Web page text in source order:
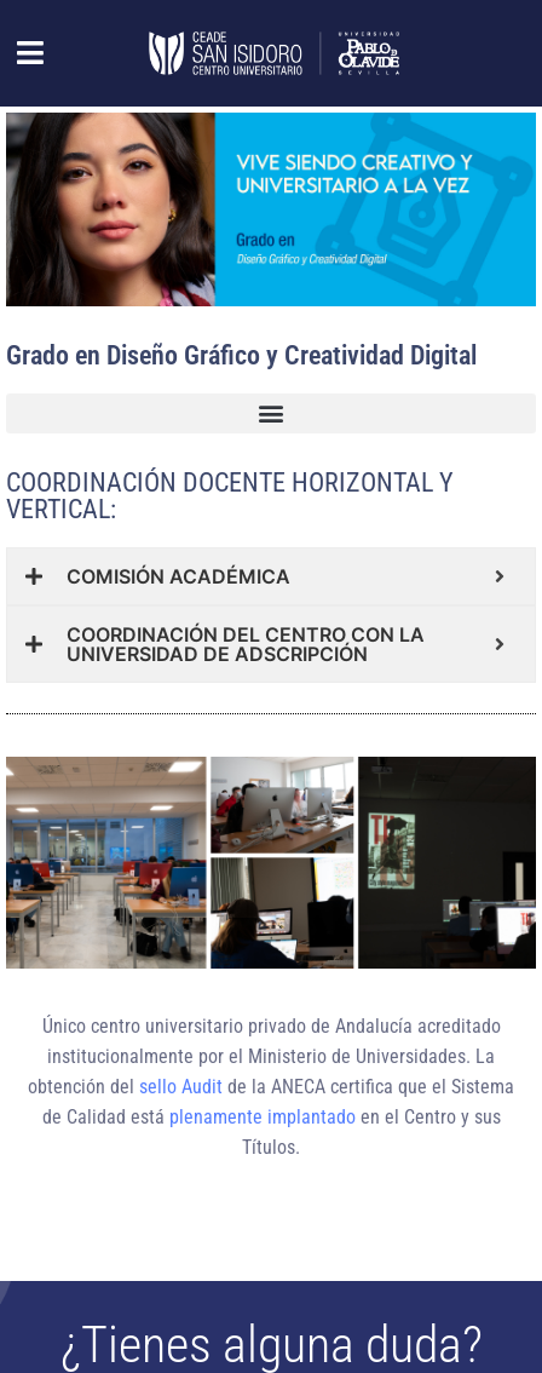
Grado en Diseño Gráfico y Creatividad Digital
COORDINACIÓN DOCENTE HORIZONTAL Y
VERTICAL:
COMISIÓN ACADÉMICA
COORDINACIÓN DEL CENTRO CON LA
UNIVERSIDAD DE ADSCRIPCIÓN
Único centro universitario privado de Andalucía acreditado
institucionalmente por el Ministerio de Universidades. La
obtención del sello Audit de la ANECA certifica que el Sistema
de Calidad está plenamente implantadoen el Centro y sus
Títulos.
¿Tienes alguna duda?